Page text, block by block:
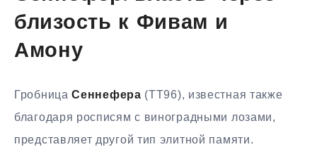
близость к Фивам и
Амону
ГробницаСеннефера (TT96), известная также
благодаря росписям с виноградными лозами,
представляет другой тип элитной памяти.